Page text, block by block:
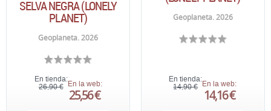
SELVA NEGRA (LONELY
PLANET)
Geoplaneta. 2026
En tienda:
26,90 € En la web:
25,56 €
Geoplaneta. 2026
En tienda:
14,90 € En la web:
14,16 €